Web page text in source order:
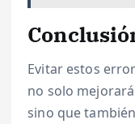
Evitar estos
no solo
sino que